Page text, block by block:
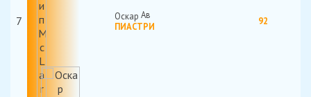
7
Оскар
ПИАСТРИ
92